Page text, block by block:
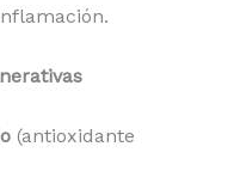
(antioxidante